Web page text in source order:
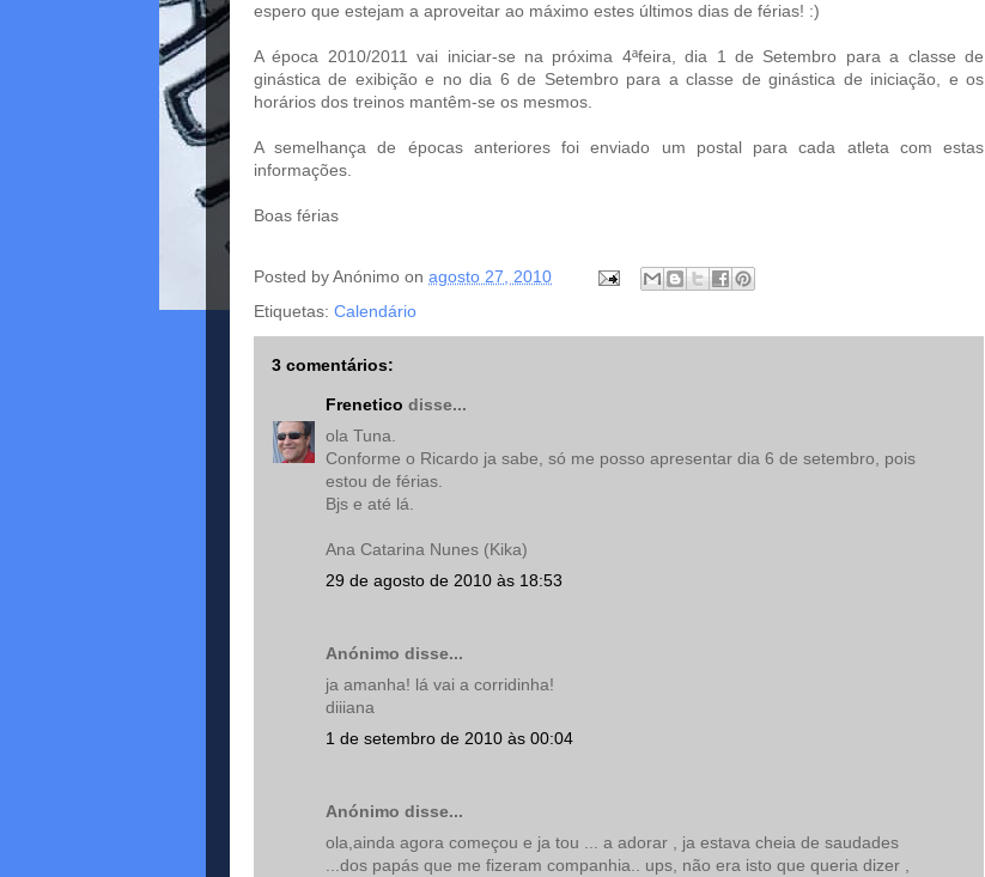
espero que estejam a aproveitar ao máximo estes últimos dias de férias! :)
A época 2010/2011 vai iniciar-se na próxima 4ªfeira, dia 1 de Setembro para a classe de
ginástica de exibição e no dia 6 de Setembro para a classe de ginástica de iniciação, e os
horários dos treinos mantêm-se os mesmos.
A semelhança de épocas anteriores foi enviado um postal para cada atleta com estas
informações.
Boas férias
Posted byAnónimo on agosto 27, 2010
Etiquetas: Calendário
3 comentários:
Frenetico disse...
ola Tuna.
Conforme o Ricardo ja sabe, só me posso apresentar dia 6 de setembro, pois
estou de férias.
Bjs e até lá.
Ana Catarina Nunes (Kika)
29 de agosto de 2010 às 18:53
Anónimo disse...
ja amanha! lá vai a corridinha!
diiiana
1 de setembro de 2010 às 00:04
Anónimo disse...
ola,ainda agora começou e ja tou ... a adorar , ja estava cheia de saudades
...dos papás que me fizeram companhia.. ups, não era isto que queria dizer ,